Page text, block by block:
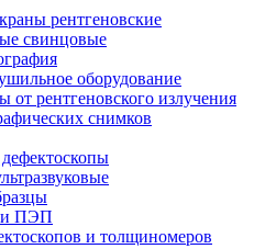
рентгеновские
свинцовые
оборудование
от рентгеновского излучения
снимков
дефектоскопы
ПЭП
и толщиномеров